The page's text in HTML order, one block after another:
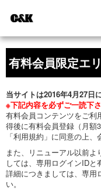
有料会員限定エ
当サイトは2016年4月27日
※下記内容を必ずご一読下さ
有料会員コンテンツをご利
得後に有料会員登録（月額
「利用規約」に同意の上、
また、リニューアル以前よ
しては、専用ログインIDと
詳細につきましては、専用
い。